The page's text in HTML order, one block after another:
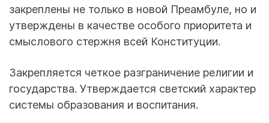
закреплены не только в новой Преамбуле, но и
утверждены в качестве особого приоритета и
смыслового стержня всей Конституции.
Закрепляется четкое разграничение религии и
государства. Утверждается светский характер
системы образования и воспитания.